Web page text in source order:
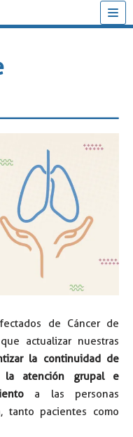
de Cáncer de
actualizar nuestras
la continuidad de
la atención grupal e
a las personas
tanto pacientes como